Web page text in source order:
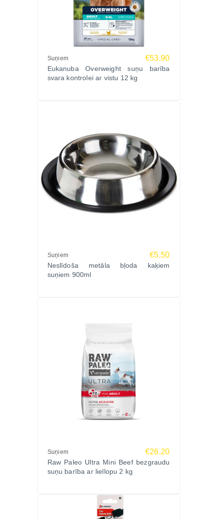
Suņiem €53.90
Eukanuba Overweight suņu barība
svara kontrolei ar vistu 12 kg
Suņiem €5.50
Neslīdoša metāla bļoda kaķiem
suņiem 900ml
Suņiem €26.20
Raw Paleo Ultra Mini Beef bezgraudu
suņu barība ar liellopu 2 kg